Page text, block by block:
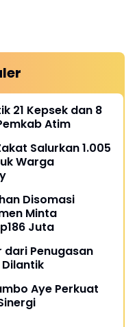
21 Kepsek dan 8
Atim
Salurkan 1.005
Warga
Disomasi
Minta
Juta
Penugasan
Dilantik
Aye Perkuat